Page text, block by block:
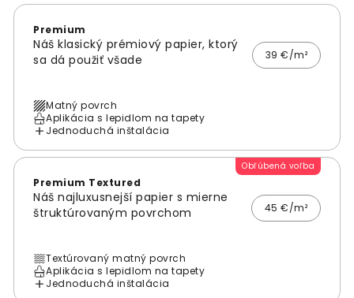
Premium
Náš klasický prémiový papier, ktorý
sa dá použiť všade
39 €/m²
Matný povrch
Aplikácia s lepidlom na tapety
Jednoduchá inštalácia
Obľúbená voľba
Premium Textured
Náš najluxusnejší papier s mierne
štruktúrovaným povrchom
45 €/m²
Textúrovaný matný povrch
Aplikácia s lepidlom na tapety
Jednoduchá inštalácia